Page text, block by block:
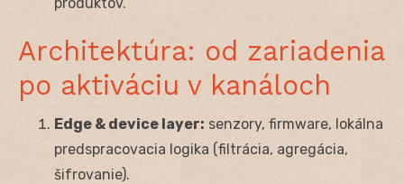
Architektúra: od zariadenia
po aktiváciu v kanáloch
Edge & device layer: senzory, firmware, lokálna
predspracovacia logika (filtrácia, agregácia,
šifrovanie).